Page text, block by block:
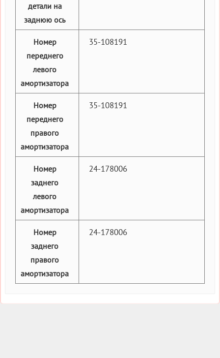
детали на
заднюю ось
Номер
переднего
левого
амортизатора
35-108191
Номер
переднего
правого
амортизатора
35-108191
Номер
заднего
левого
амортизатора
24-178006
Номер
заднего
правого
амортизатора
24-178006